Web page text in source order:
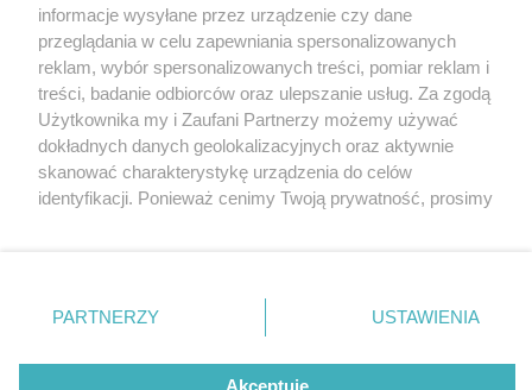
1 / 0
Nie zapomnij
zapoznać się z:
polityką prywatności regulamin korzystania z portali
Twojemiasto
Piekary Śląskie
Chorzów
Tarnowskie Góry
Gliwice
Skontakuj sięz nami
Kontakt
Wydawca
Pogoda
informacje wysyłane przez urządzenie czy dane
przeglądania w celu zapewniania spersonalizowanych
reklam, wybór spersonalizowanych treści, pomiar reklam i
treści, badanie odbiorców oraz ulepszanie usług. Za zgodą
Użytkownika my i Zaufani Partnerzy możemy używać
dokładnych danych geolokalizacyjnych oraz aktywnie
skanować charakterystykę urządzenia do celów
identyfikacji. Ponieważ cenimy Twoją prywatność, prosimy
prywatności znajdujący się w lewym dolnym rogu strony
. Niektóre rodzaje przetwarzania danych nie wymagają
zgody użytkownika, ale masz prawo sprzeciwić się
takiemu przetwarzaniu. Preferencje będą miały
PARTNERZY USTAWIENIA
Akceptuję